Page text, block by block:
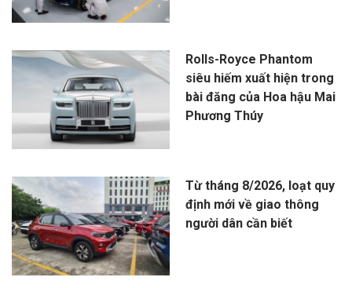
Rolls-Royce Phantom
siêu hiếm xuất hiện trong
bài đăng của Hoa hậu Mai
Phương Thúy
Từ tháng 8/2026, loạt quy
định mới về giao thông
người dân cần biết